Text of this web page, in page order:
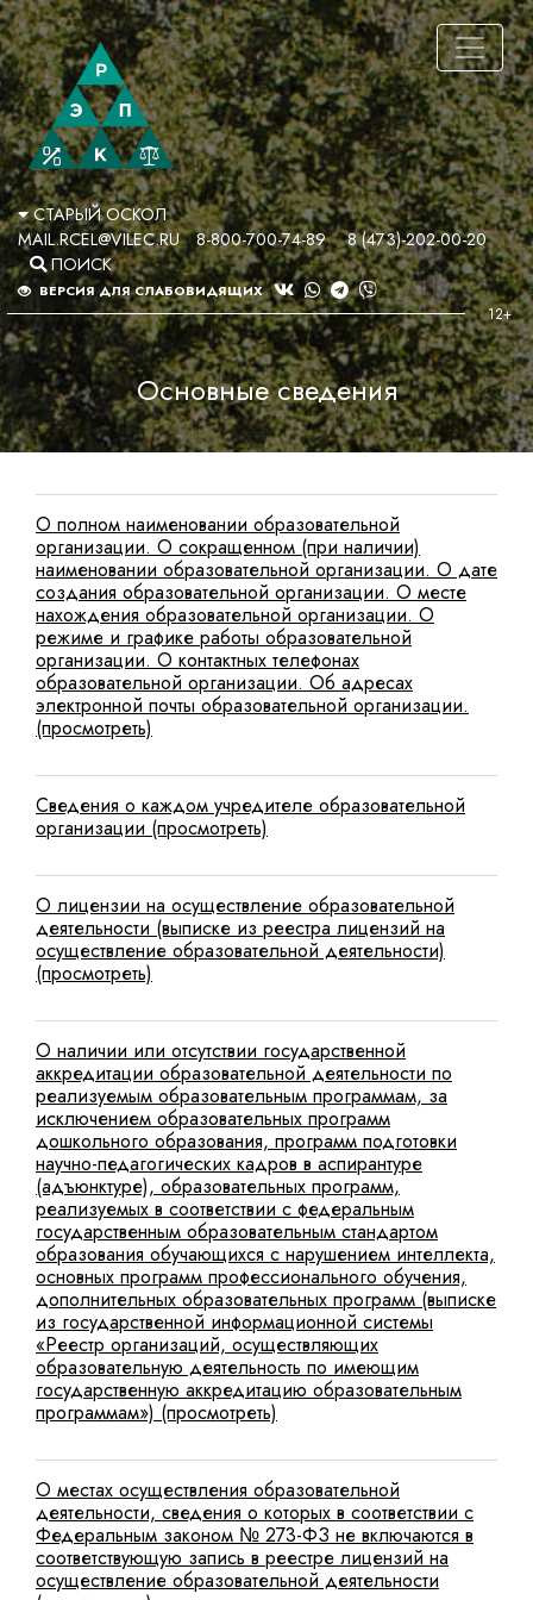
СТАРЫЙ ОСКОЛ
MAIL.RCEL@VILEC.RU
8-800-700-74-89
8 (473)-202-00-20
ПОИСК
ВЕРСИЯ ДЛЯ СЛАБОВИДЯЩИХ
Основные сведения
О полном наименовании образовательной
организации. О сокращенном (при наличии)
наименовании образовательной организации. О дате
создания образовательной организации. О месте
нахождения образовательной организации. О
режиме и графике работы образовательной
организации. О контактных телефонах
образовательной организации. Об адресах
электронной почты образовательной организации.
(просмотреть)
Сведения о каждом учредителе образовательной
организации (просмотреть)
О лицензии на осуществление образовательной
деятельности (выписке из реестра лицензий на
осуществление образовательной деятельности)
(просмотреть)
О наличии или отсутствии государственной
аккредитации образовательной деятельности по
реализуемым образовательным программам, за
исключением образовательных программ
дошкольного образования, программ подготовки
научно-педагогических кадров в аспирантуре
(адъюнктуре), образовательных программ,
реализуемых в соответствии с федеральным
государственным образовательным стандартом
образования обучающихся с нарушением интеллекта,
основных программ профессионального обучения,
дополнительных образовательных программ (выписке
из государственной информационной системы
«Реестр организаций, осуществляющих
образовательную деятельность по имеющим
государственную аккредитацию образовательным
программам») (просмотреть)
О местах осуществления образовательной
деятельности, сведения о которых в соответствии с
Федеральным законом № 273-ФЗ не включаются в
соответствующую запись в реестре лицензий на
осуществление образовательной деятельности